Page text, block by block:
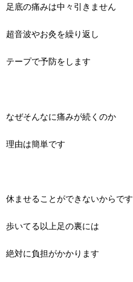
足底の痛みは中々引きません
超音波やお灸を繰り返し
テープで予防をします
なぜそんなに痛みが続くのか
理由は簡単です
休ませることができないからです
歩いてる以上足の裏には
絶対に負担がかかります